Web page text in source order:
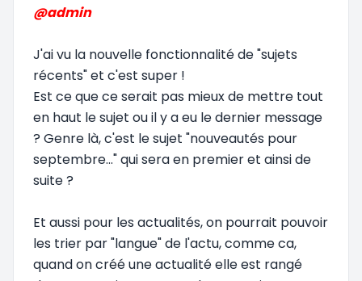
@admin
J'ai vu la nouvelle fonctionnalité de "sujets
récents" et c'est super !
Est ce que ce serait pas mieux de mettre tout
en haut le sujet ou il y a eu le dernier message
? Genre là, c'est le sujet "nouveautés pour
septembre..." qui sera en premier et ainsi de
suite ?
Et aussi pour les actualités, on pourrait pouvoir
les trier par "langue" de l'actu, comme ca,
quand on créé une actualité elle est rangé